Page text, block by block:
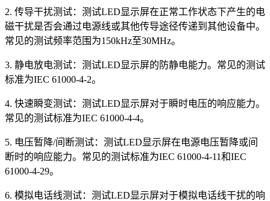
2. 传导干扰测试：测试LED显示屏在正常工作状态下产生的电
磁干扰是否会通过电源线或其他传导途径传递到其他设备中。
常见的测试频率范围为150kHz至30MHz。
3. 静电放电测试：测试LED显示屏的防静电能力。常见的测试
标准为IEC 61000-4-2。
4. 快速瞬变测试：测试LED显示屏对于瞬时电压的响应能力。
常见的测试标准为IEC 61000-4-4。
5. 电压暂降/间断测试：测试LED显示屏在电源电压暂降或间
断时的响应能力。常见的测试标准为IEC 61000-4-11和IEC
61000-4-29。
6. 模拟电话线测试：测试LED显示屏对于模拟电话线干扰的响